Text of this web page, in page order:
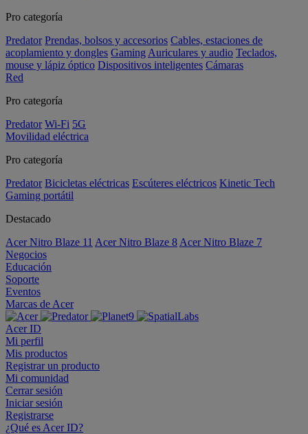
Pro categoría
Predator Prendas, bolsos y accesorios Cables, estaciones de
acoplamiento y dongles Gaming Auriculares y audio Teclados,
mouse y lápiz óptico Dispositivos inteligentes Cámaras
Red
Pro categoría
Predator Wi-Fi 5G
Movilidad eléctrica
Pro categoría
Predator Bicicletas eléctricas Escúteres eléctricos Kinetic Tech
Gaming portátil
Destacado
Acer Nitro Blaze 11 Acer Nitro Blaze 8 Acer Nitro Blaze 7
Negocios
Educación
Soporte
Eventos
Marcas de Acer
Acer ID
Mi perfil
Mis productos
Registrar un producto
Mi comunidad
Cerrar sesión
Iniciar sesión
Registrarse
¿Qué es Acer ID?